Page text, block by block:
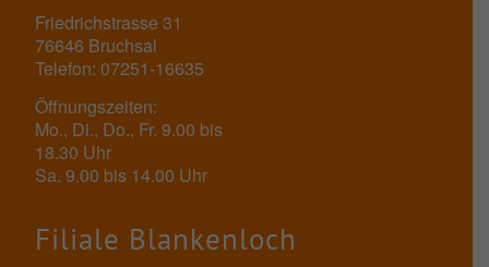
Friedrichstrasse 31
76646 Bruchsal
Telefon: 07251-16635
Öffnungszeiten:
Mo., Di., Do., Fr. 9.00 bis
18.30 Uhr
Sa. 9.00 bis 14.00 Uhr
Filiale Blankenloch